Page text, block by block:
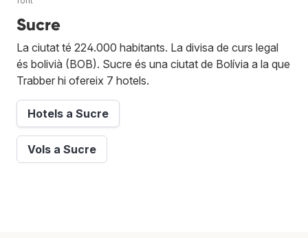
Sucre
La ciutat té 224.000 habitants. La divisa de curs legal
és bolivià (BOB). Sucre és una ciutat de Bolívia a la que
Trabber hi ofereix 7 hotels.
Hotels a Sucre
Vols a Sucre